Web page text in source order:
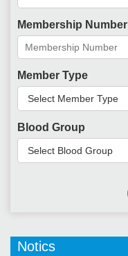
Membership Number
Member Type
Blood Group
Notics